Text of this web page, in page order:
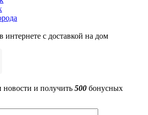
с доставкой на дом
и получить 500 бонусных